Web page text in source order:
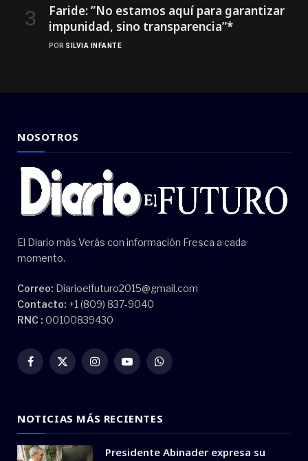
Faride: ”No estamos aquí para garantizar
impunidad, sino transparencia”*
POR SILVIA INFANTE
NOSOTROS
El Diario más Verás con información Fresca a cada
momento.
Correo: Diarioelfuturo2015@gmail.com
Contacto: +1 (809) 837-9040
RNC : 00100839430
Facebook
X
InstagramYouTubeWhatsApp
NOTICIAS MÁS RECIENTES
Presidente Abinader expresa su